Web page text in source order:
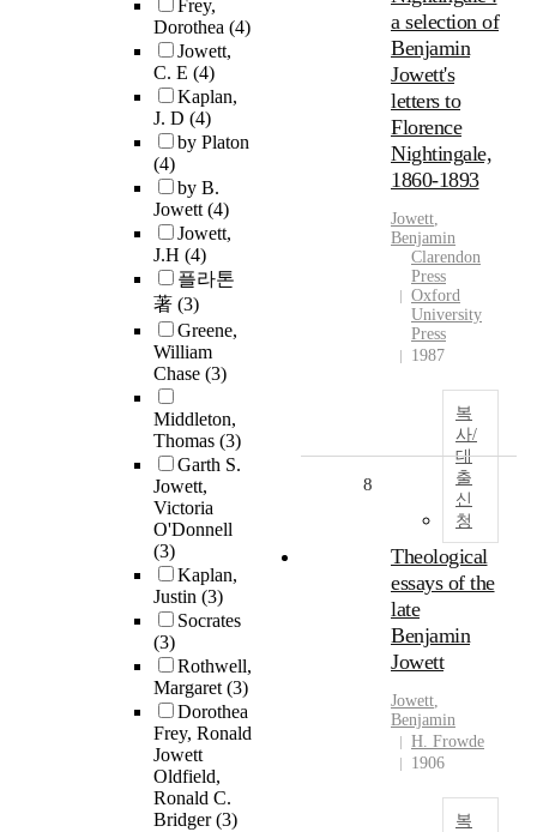
Frey,
Dorothea (4)
Jowett,
C. E (4)
Kaplan,
J. D (4)
by Platon
(4)
by B.
Jowett(4)
Jowett,
J.H (4)
플라톤
著 (3)
Greene,
William
Chase (3)
Middleton,
Thomas (3)
Garth S.
Jowett,
Victoria
O'Donnell
(3)
Kaplan,
Justin (3)
Socrates
(3)
Rothwell,
Margaret(3)
Dorothea
Frey, Ronald
Jowett
Oldfield,
Ronald C.
Bridger(3)
a selection of
Benjamin
Jowett's
letters to
Florence
Nightingale,
1860-1893
Jowett,
Benjamin
Clarendon
Press
Oxford
University
Press
1987
복
사/
대
출
신
청
8
Theological
essays of the
late
Benjamin
Jowett
Jowett,
Benjamin
H. Frowde
1906
복